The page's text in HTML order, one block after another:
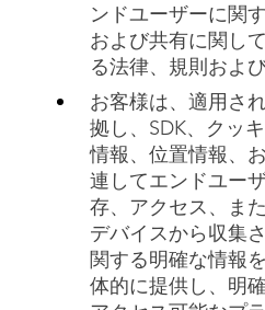
ンドユーザーに関
および共有に関し
る法律、規則およ
お客様は、適用さ
拠し、SDK、クッ
情報、位置情報、
連してエンドユー
存、アクセス、ま
デバイスから収集
関する明確な情報
体的に提供し、明